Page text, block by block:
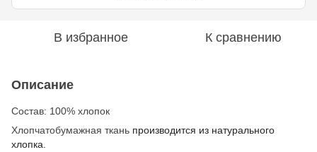
В избранное К сравнению
Описание
Состав: 100% хлопок
Хлопчатобумажная ткань производится из натурального
хлопка.